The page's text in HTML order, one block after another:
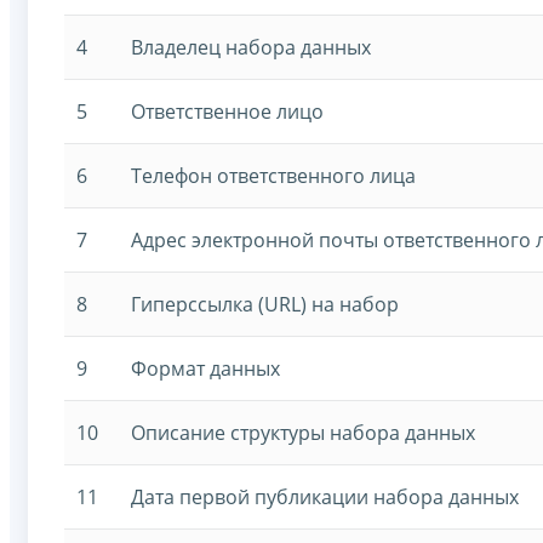
4 Владелец набора данных
5 Ответственное лицо
6 Телефон ответственного лица
7 Адрес электронной почты ответственного
8 Гиперссылка (URL) на набор
9 Формат данных
10 Описание структуры набора данных
11 Дата первой публикации набора данных